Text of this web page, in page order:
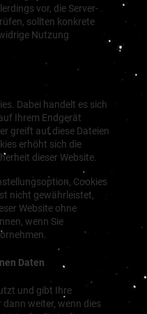
vor, die Server-
sollten konkrete
Nutzung
Dabei handelt es sich
Ihrem Endgerät
greift auf diese Dateien
erhöht sich die
dieser Website.
Cookies
nicht gewährleistet,
Website ohne
wenn Sie
Daten
und gibt Ihre
weiter, wenn dies